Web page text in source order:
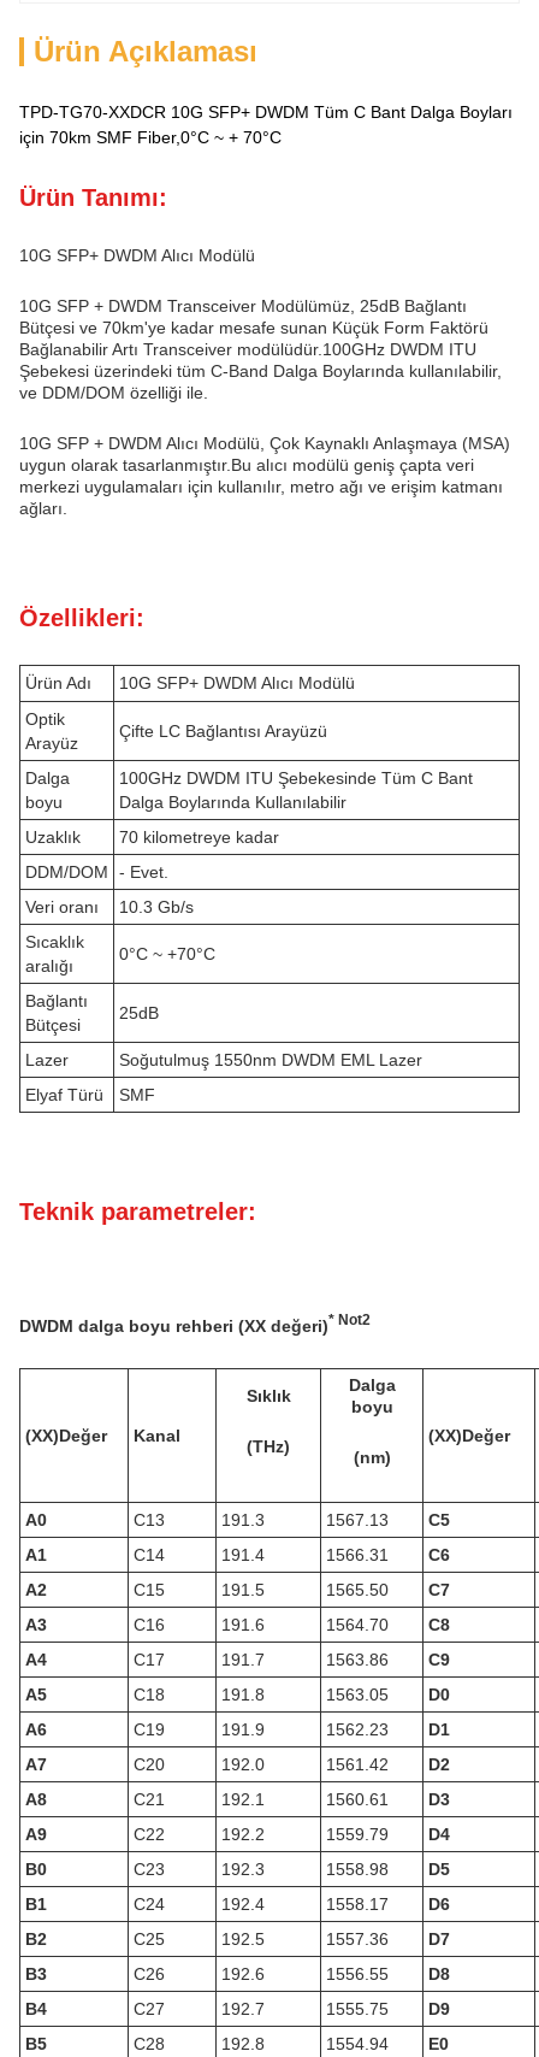
Ürün Açıklaması
TPD-TG70-XXDCR 10G SFP+ DWDM Tüm C Bant Dalga Boyları
için 70km SMF Fiber,0°C ~ + 70°C
Ürün Tanımı:
10G SFP+ DWDM Alıcı Modülü
10G SFP + DWDM Transceiver Modülümüz, 25dB Bağlantı
Bütçesi ve 70km'ye kadar mesafe sunan Küçük Form Faktörü
Bağlanabilir Artı Transceiver modülüdür.100GHz DWDM ITU
Şebekesi üzerindeki tüm C-Band Dalga Boylarında kullanılabilir,
ve DDM/DOM özelliği ile.
10G SFP + DWDM Alıcı Modülü, Çok Kaynaklı Anlaşmaya (MSA)
uygun olarak tasarlanmıştır.Bu alıcı modülü geniş çapta veri
merkezi uygulamaları için kullanılır, metro ağı ve erişim katmanı
ağları.
Özellikleri:
Ürün Adı
10G SFP+ DWDM Alıcı Modülü
Optik
Arayüz
Çifte LC Bağlantısı Arayüzü
Dalga
boyu
100GHz DWDM ITU Şebekesinde Tüm C Bant
Dalga Boylarında Kullanılabilir
Uzaklık
70 kilometreye kadar
DDM/DOM
- Evet.
Veri oranı
10.3 Gb/s
Sıcaklık
aralığı
0°C ~ +70°C
Bağlantı
Bütçesi
25dB
Lazer
Soğutulmuş 1550nm DWDM EML Lazer
Elyaf Türü
SMF
Teknik parametreler:
DWDM dalga boyu rehberi (XX değeri)* Not2
(XX)Değer Kanal
Sıklık
(THz)
Dalga
boyu
(nm)
(XX)Değer
A0 C13 191.3 1567.13
C5
A1
C14 191.4 1566.31
C6
A2
C15 191.5 1565.50
C7
A3
C16 191.6 1564.70
C8
A4
C17 191.7 1563.86
C9
A5
C18 191.8 1563.05
D0
A6
C19 191.9 1562.23
D1
A7
C20 192.0 1561.42
D2
A8
C21 192.1 1560.61
D3
A9
C22 192.2 1559.79
D4
B0
C23 192.3 1558.98
D5
B1
C24 192.4 1558.17
D6
B2
C25 192.5 1557.36
D7
B3
C26 192.6 1556.55
D8
B4
C27 192.7 1555.75
D9
B5
C28 192.8 1554.94
E0